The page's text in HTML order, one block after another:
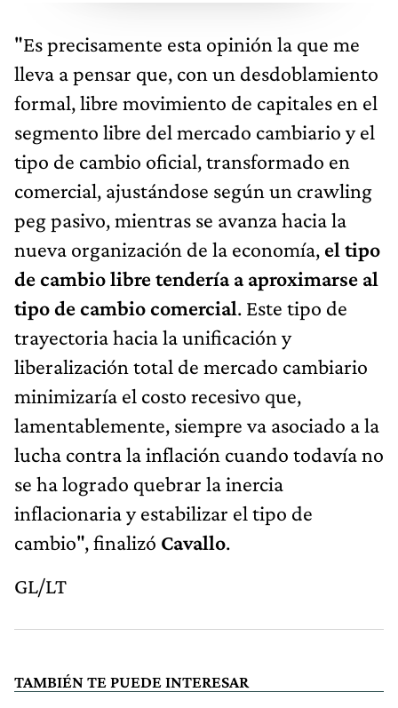
"Es precisamente esta opinión la que me
lleva a pensar que, con un desdoblamiento
formal, libre movimiento de capitales en el
segmento libre del mercado cambiario y el
tipo de cambio oficial, transformado en
comercial, ajustándose según un crawling
peg pasivo, mientras se avanza hacia la
nueva organización de la economía, el tipo
de cambio libre tendería a aproximarse al
tipo de cambio comercial. Este tipo de
trayectoria hacia la unificación y
liberalización total de mercado cambiario
minimizaría el costo recesivo que,
lamentablemente, siempre va asociado a la
lucha contra la inflación cuando todavía no
se ha logrado quebrar la inercia
inflacionaria y estabilizar el tipo de
cambio", finalizó Cavallo.
GL/LT
TAMBIÉN TE PUEDE INTERESAR